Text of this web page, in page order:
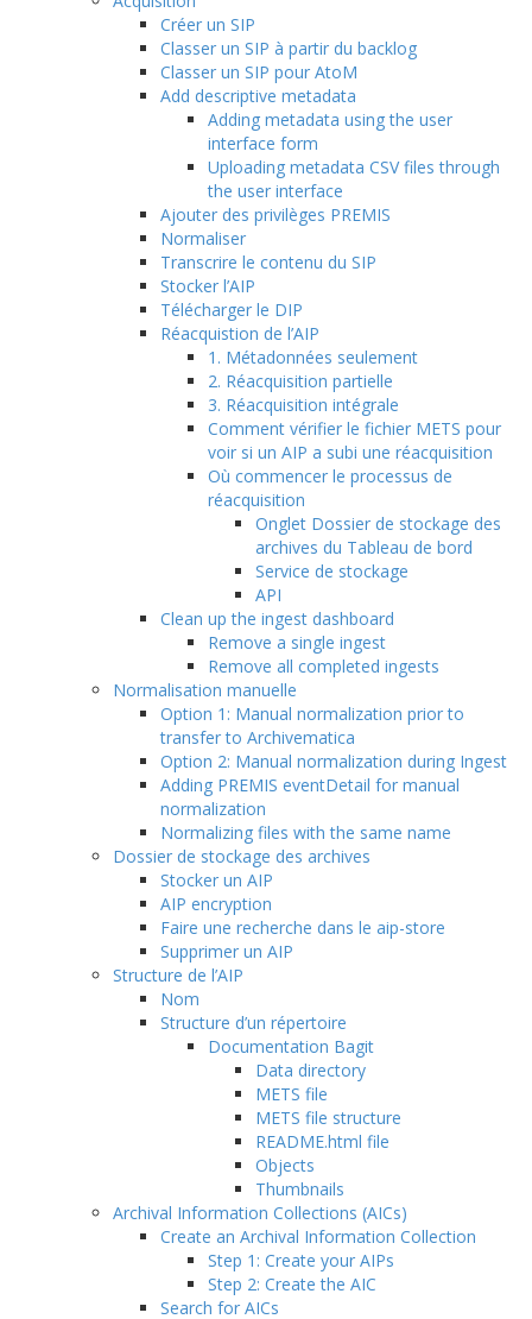
Créer un SIP
Classer un SIP à partir du backlog
Classer un SIP pour AtoM
Add descriptive metadata
Adding metadata using the user
interface form
Uploading metadata CSV files through
the user interface
Ajouter des privilèges PREMIS
Normaliser
Transcrire le contenu du SIP
Stocker l’AIP
Télécharger le DIP
Réacquistion de l’AIP
1. Métadonnées seulement
2. Réacquisition partielle
3. Réacquisition intégrale
Comment vérifier le fichier METS pour
voir si un AIP a subi une réacquisition
Où commencer le processus de
réacquisition
Onglet Dossier de stockage des
archives du Tableau de bord
Service de stockage
API
Clean up the ingest dashboard
Remove a single ingest
Remove all completed ingests
Normalisation manuelle
Option 1: Manual normalization prior to
transfer to Archivematica
Option 2: Manual normalization during Ingest
Adding PREMIS eventDetail for manual
normalization
Normalizing files with the same name
Dossier de stockage des archives
Stocker un AIP
AIP encryption
Faire une recherche dans le aip-store
Supprimer un AIP
Structure de l’AIP
Nom
Structure d’un répertoire
Documentation Bagit
Data directory
METS file
METS file structure
README.html file
Objects
Thumbnails
Archival Information Collections (AICs)
Create an Archival Information Collection
Step 1: Create your AIPs
Step 2: Create the AIC
Search for AICs